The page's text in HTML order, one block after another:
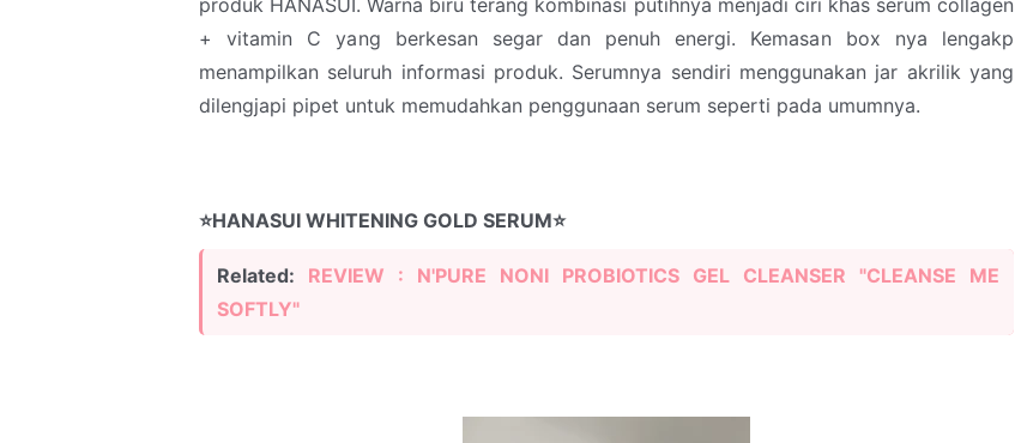
+ vitamin C yang berkesan segar dan penuh energi. Kemasan box nya lengakp
menampilkan seluruh informasi produk. Serumnya sendiri menggunakan jar akrilik yang
dilengjapi pipet untuk memudahkan penggunaan serum seperti pada umumnya.
⭐HANASUI WHITENING GOLD SERUM⭐
Related: REVIEW : N'PURE NONI PROBIOTICS GEL CLEANSER "CLEANSE ME
SOFTLY"